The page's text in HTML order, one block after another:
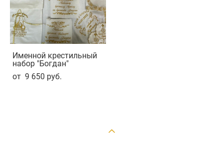
Именной крестильный
набор "Богдан"
от 9 650 pуб.